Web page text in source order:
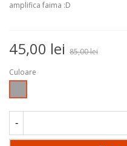
amplifica faima :D
45,00 lei 85,00 lei
Culoare
-